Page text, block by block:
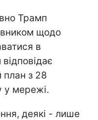
Трамп
щодо
в
план з 28
у мережі.
деякі - лише